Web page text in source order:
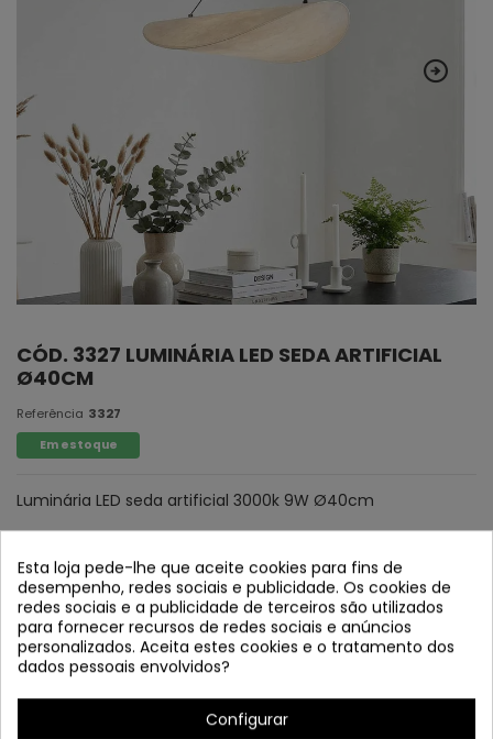
CÓD. 3327 LUMINÁRIA LED SEDA ARTIFICIAL
Ø40CM
Referência 3327
Em estoque
Luminária LED seda artificial 3000k 9W Ø40cm
Esta loja pede-lhe que aceite cookies para fins de
desempenho, redes sociais e publicidade. Os cookies de
redes sociais e a publicidade de terceiros são utilizados
para fornecer recursos de redes sociais e anúncios
personalizados. Aceita estes cookies e o tratamento dos
dados pessoais envolvidos?
Configurar